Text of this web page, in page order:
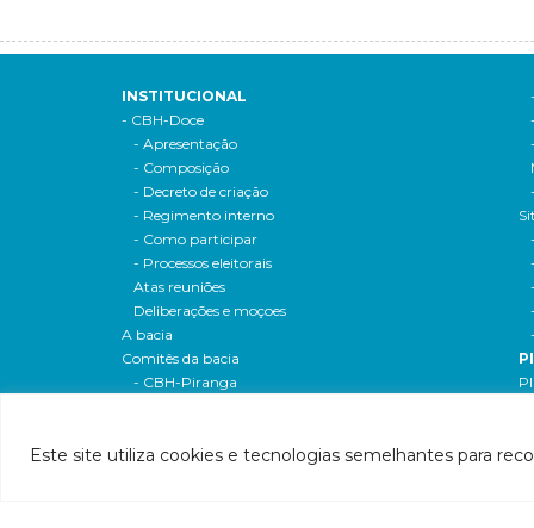
Este site utiliza cookies e tecnologias semelhantes para
INSTITUCIONAL
- CBH-Doce
- Apresentação
- Composição
- Decreto de criação
- Regimento interno
- Como participar
- Processos eleitorais
Atas reuniões
Deliberações e moçoes
A bacia
Comitês da bacia
- CBH-Piranga
- CBH-Suaçuí